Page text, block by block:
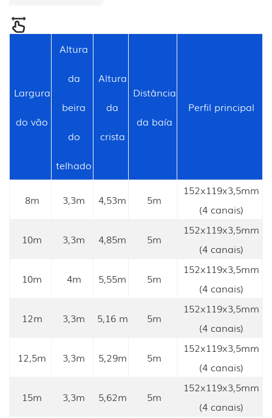
Largura
do vão
Altura
da
beira
do
telhado
Altura
da
crista
Distância
da baía
Perfil principal
8m 3,3m 4,53m 5m
152x119x3,5mm
(4 canais)
10m 3,3m 4,85m 5m
152x119x3,5mm
(4 canais)
10m 4m 5,55m 5m
152x119x3,5mm
(4 canais)
12m 3,3m 5,16 m 5m
152x119x3,5mm
(4 canais)
12,5m 3,3m 5,29m 5m
152x119x3,5mm
(4 canais)
15m 3,3m 5,62m 5m
152x119x3,5mm
(4 canais)